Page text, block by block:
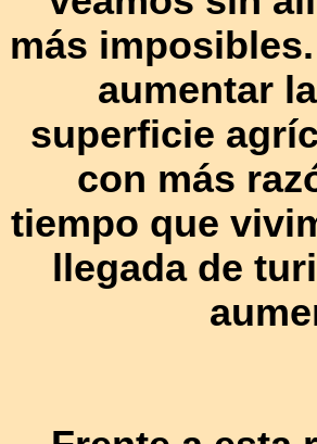
más
aumentar
superficie
con más
tiempo que
llegada de